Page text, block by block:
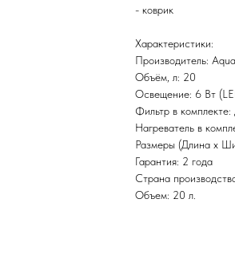
- коврик
Характеристики:
Производитель:
Объём, л: 20
Освещение: 6 Вт
Фильтр в
Нагреватель в
Размеры (Длина х
Гарантия: 2 года
Страна
Объем: 20 л.